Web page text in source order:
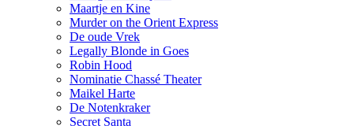
Maartje en Kine
Murder on the Orient Express
De oude Vrek
Legally Blonde in Goes
Robin Hood
Nominatie Chassé Theater
Maikel Harte
De Notenkraker
Secret Santa